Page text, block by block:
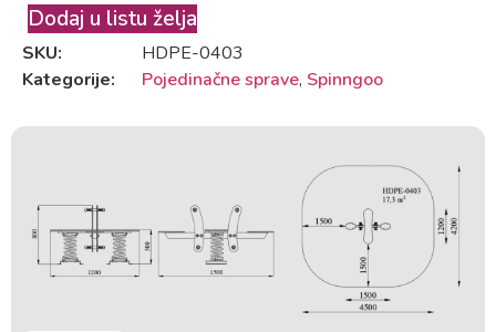
Dodaj u listu želja
SKU:
HDPE-0403
Kategorije:
Pojedinačne sprave, Spinngoo